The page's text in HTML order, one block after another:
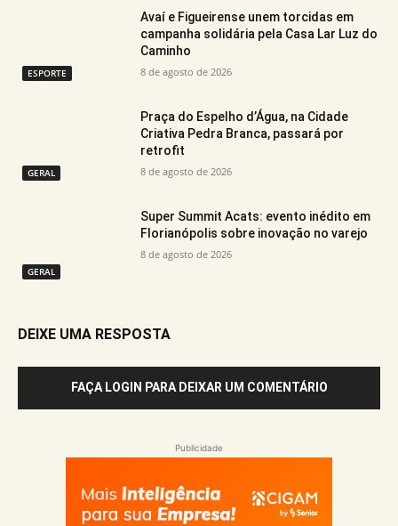
ESPORTE
Avaí e Figueirense unem torcidas em
campanha solidária pela Casa Lar Luz do
Caminho
8 de agosto de 2026
GERAL
Praça do Espelho d’Água, na Cidade
Criativa Pedra Branca, passará por
retrofit
8 de agosto de 2026
GERAL
Super Summit Acats: evento inédito em
Florianópolis sobre inovação no varejo
8 de agosto de 2026
DEIXE UMA RESPOSTA
FAÇA LOGIN PARA DEIXAR UM COMENTÁRIO
Publicidade